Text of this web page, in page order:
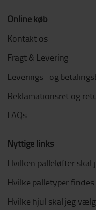
Online køb
Kontakt os
Fragt & Levering
Leverings- og
Reklamationsret og
FAQs
Nyttige links
Hvilken palleløfter skal
Hvilke palletyper findes
Hvilke hjul skal jeg